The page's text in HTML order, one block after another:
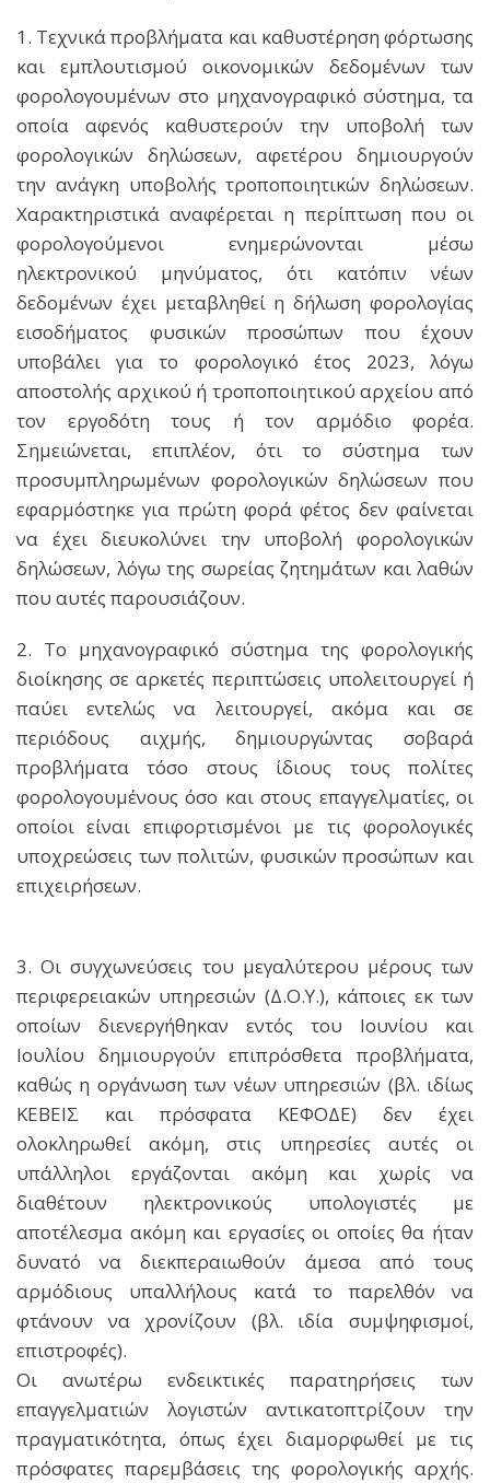
1. Τεχνικά προβλήματα και καθυστέρηση φόρτωσης
και εμπλουτισμού οικονομικών δεδομένων των
φορολογουμένων στο μηχανογραφικό σύστημα, τα
οποία αφενός καθυστερούν την υποβολή των
φορολογικών δηλώσεων, αφετέρου δημιουργούν
την ανάγκη υποβολής τροποποιητικών δηλώσεων.
Xαρακτηριστικά αναφέρεται η περίπτωση που οι
φορολογούμενοι ενημερώνονται μέσω
ηλεκτρονικού μηνύματος, ότι κατόπιν νέων
δεδομένων έχει μεταβληθεί η δήλωση φορολογίας
εισοδήματος φυσικών προσώπων που έχουν
υποβάλει για το φορολογικό έτος 2023, λόγω
αποστολής αρχικού ή τροποποιητικού αρχείου από
τον εργοδότη τους ή τον αρμόδιο φορέα.
Σημειώνεται, επιπλέον, ότι το σύστημα των
προσυμπληρωμένων φορολογικών δηλώσεων που
εφαρμόστηκε για πρώτη φορά φέτος δεν φαίνεται
να έχει διευκολύνει την υποβολή φορολογικών
δηλώσεων, λόγω της σωρείας ζητημάτων και λαθών
που αυτές παρουσιάζουν.
2. Το μηχανογραφικό σύστημα της φορολογικής
διοίκησης σε αρκετές περιπτώσεις υπολειτουργεί ή
παύει εντελώς να λειτουργεί, ακόμα και σε
περιόδους αιχμής, δημιουργώντας σοβαρά
προβλήματα τόσο στους ίδιους τους πολίτες
φορολογουμένους όσο και στους επαγγελματίες, οι
οποίοι είναι επιφορτισμένοι με τις φορολογικές
υποχρεώσεις των πολιτών, φυσικών προσώπων και
επιχειρήσεων.
3. Οι συγχωνεύσεις του μεγαλύτερου μέρους των
περιφερειακών υπηρεσιών (Δ.Ο.Υ.), κάποιες εκ των
οποίων διενεργήθηκαν εντός του Ιουνίου και
Ιουλίου δημιουργούν επιπρόσθετα προβλήματα,
καθώς η οργάνωση των νέων υπηρεσιών (βλ. ιδίως
ΚΕΒΕΙΣ και πρόσφατα ΚΕΦΟΔΕ) δεν έχει
ολοκληρωθεί ακόμη, στις υπηρεσίες αυτές οι
υπάλληλοι εργάζονται ακόμη και χωρίς να
διαθέτουν ηλεκτρονικούς υπολογιστές με
αποτέλεσμα ακόμη και εργασίες οι οποίες θα ήταν
δυνατό να διεκπεραιωθούν άμεσα από τους
αρμόδιους υπαλλήλους κατά το παρελθόν να
φτάνουν να χρονίζουν (βλ. ιδία συμψηφισμοί,
επιστροφές).
Οι ανωτέρω ενδεικτικές παρατηρήσεις των
επαγγελματιών λογιστών αντικατοπτρίζουν την
πραγματικότητα, όπως έχει διαμορφωθεί με τις
πρόσφατες παρεμβάσεις της φορολογικής αρχής.